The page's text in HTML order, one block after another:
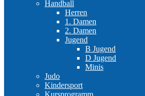
Handball
Herren
1. Damen
2. Damen
Jugend
B Jugend
D Jugend
Minis
Judo
Kindersport
Kursprogramm